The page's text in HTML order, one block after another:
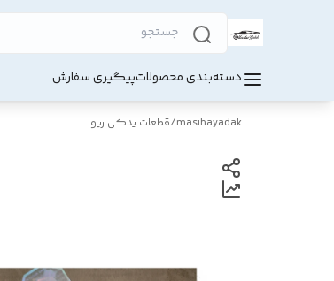
دسته‌بندی محصولاتپیگیری سفارش
masihayadak
/قطعات یدکی ریو